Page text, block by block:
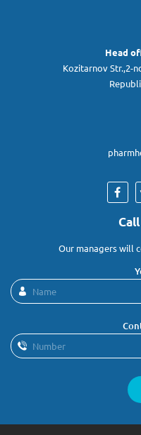
Head
Kozitarnov Str.,2-
Our managers will